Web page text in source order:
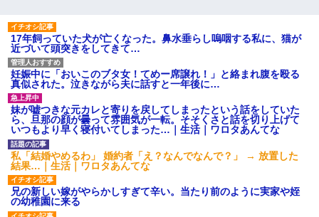
かせてしまう…
【速報】女さん、20歳でアル
ファード一括で買ったことを自
慢してしまう
【衝撃】上司「あのさあ田
沼？お前営業車のガソリン抜い
てない？」俺「はぁ？どういう
ことすか？」上司「自分の車に
入れ替えたりしてない？？」←
これw w w w w w
【超絶悲報】東科大医学部卒
の美人YouTuberさん、直美でコ
メント欄が炎上してしまう…
【画像】最新の浜辺美波さ
ん、ガチのマジで可愛過ぎてワ
イらをドキドキさせてしまうw w
w w w w w
新卒の時に受けた会社の面接
統合失調症って何がどうヤバ
いの？「現実」と「妄想」の境
義母「小学生になったら一人
で新幹線乗ってウチ（東北）に
泊まりにおいで♪」と会うたびし
った」とか時代錯誤すぎ！治安
も防犯も無視して女児を一人で
【前編】自分の息子が放置子
17年飼っていた犬が亡くなった。鼻水垂らし嗚咽する私に、猫が
近づいて頭突きをしてきて…
妊娠中に「おいこのブタ女！てめー席譲れ！」と絡まれ腹を殴る
真似された。泣きながら夫に話すと一年後に…
妹が嘘つきな元カレと寄りを戻してしまったという話をしていた
ら、旦那の顔が曇って雰囲気が一転。そそくさと話を切り上げて
いつもより早く寝付いてしまった…｜生活｜ワロタあんてな
私「結婚やめるわ」 婚約者「え？なんでなんで？」 → 放置した
結果…｜生活｜ワロタあんてな
兄の新しい嫁がやらかしすぎて辛い。当たり前のように実家や姪
の幼稚園に来る